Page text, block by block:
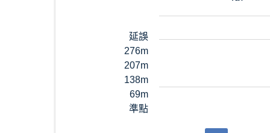
延誤
276m
207m
138m
69m
準點